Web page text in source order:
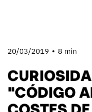
20/03/2019 8 min
"CÓDIGO
COSTES